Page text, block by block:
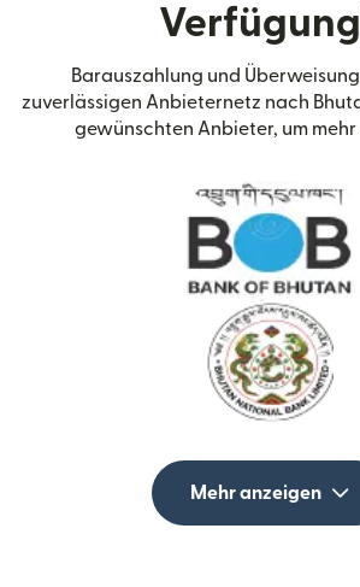
Barauszahlung und
zuverlässigen Anbieternetz nach
gewünschten Anbieter, um
Mehr anzeigen